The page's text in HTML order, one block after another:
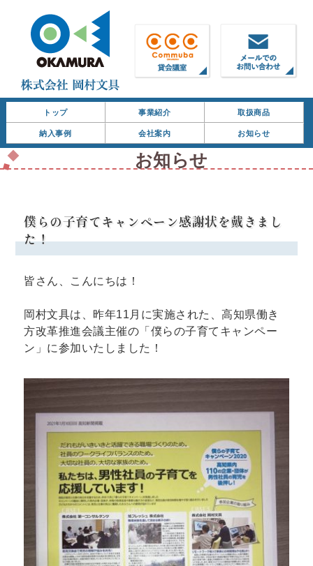
トップ 事業紹介 取扱商品
納入事例 会社案内 お知らせ
お知らせ
僕らの子育てキャンペーン感謝状を戴きまし
た！
皆さん、こんにちは！
岡村文具は、昨年11月に実施された、高知県働き
方改革推進会議主催の「僕らの子育てキャンペー
ン」に参加いたしました！